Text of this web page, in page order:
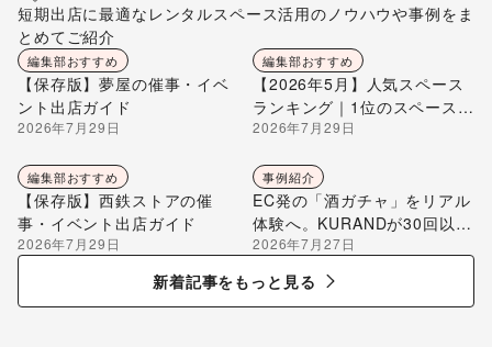
短期出店に最適なレンタルスペース活用のノウハウや事例をま
とめてご紹介
編集部おすすめ
【保存版】夢屋の催事・イベ
ント出店ガイド
2026年7月29日
編集部おすすめ
【2026年5月】人気スペース
ランキング｜1位のスペースを
編集部が解説
2026年7月29日
編集部おすすめ
【保存版】西鉄ストアの催
事・イベント出店ガイド
2026年7月29日
事例紹介
EC発の「酒ガチャ」をリアル
体験へ。KURANDが30回以上
のポップアップ出店で届け
る“新しいお酒との出会い”
2026年7月27日
新着記事をもっと見る